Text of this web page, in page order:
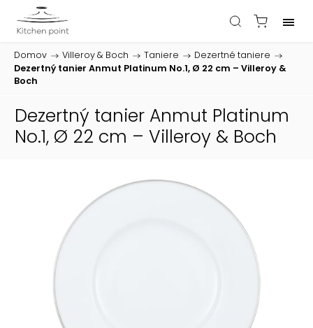
Domov / Villeroy & Boch / Taniere / Dezertné taniere /
Dezertný tanier Anmut Platinum No.1, Ø 22 cm – Villeroy &
Boch
Dezertný tanier Anmut Platinum
No.1, Ø 22 cm – Villeroy & Boch